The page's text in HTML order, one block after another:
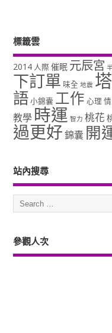
標籤雲
2014 人際 催眠 元辰宮
下訂單 味全 地震
語小錦囊 工作 心理
教學 時運 智力 桃花
過更好錦囊 開
站內搜尋
參觀人次